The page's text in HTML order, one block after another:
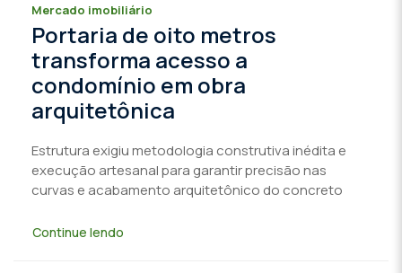
Mercado imobiliário
Portaria de oito metros
transforma acesso a
condomínio em obra
arquitetônica
Estrutura exigiu metodologia construtiva inédita e
execução artesanal para garantir precisão nas
curvas e acabamento arquitetônico do concreto
Continue lendo